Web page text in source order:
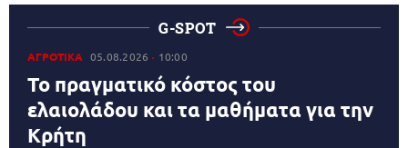
G-SPOT
ΑΓΡΟΤΙΚΑ 05.08.2026 10:00
Το πραγματικό κόστος του
ελαιολάδου και τα μαθήματα για την
Κρήτη